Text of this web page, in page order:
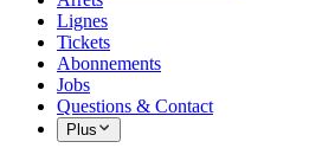
Lignes
Tickets
Abonnements
Jobs
Questions & Contact
Plus